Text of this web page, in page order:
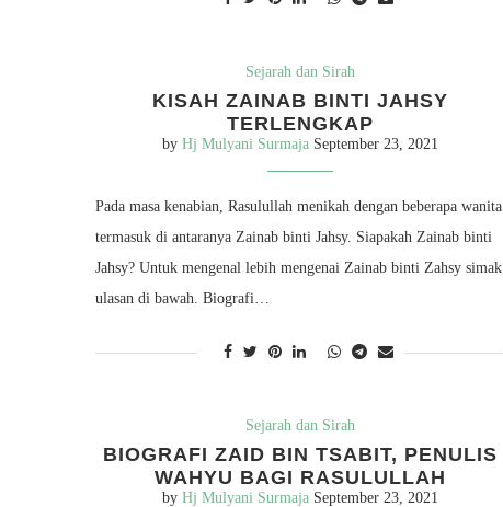
Sejarah dan Sirah
KISAH ZAINAB BINTI JAHSY
TERLENGKAP
byHj Mulyani Surmaja September 23, 2021
Pada masa kenabian, Rasulullah menikah dengan beberapa wanita
termasuk di antaranya Zainab binti Jahsy. Siapakah Zainab binti
Jahsy? Untuk mengenal lebih mengenai Zainab binti Zahsy simak
ulasan di bawah. Biografi…
Sejarah dan Sirah
BIOGRAFI ZAID BIN TSABIT, PENULIS
WAHYU BAGI RASULULLAH
byHj Mulyani Surmaja September 23, 2021